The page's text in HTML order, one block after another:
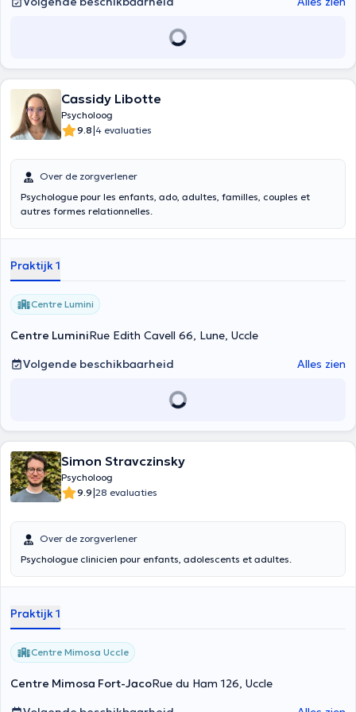
Cassidy Libotte
Psycholoog
9.8|4 evaluaties
Over de zorgverlener
Psychologue pour les enfants, ado, adultes, familles, couples et
autres formes relationnelles.
Praktijk 1
Centre Lumini
Centre LuminiRue Edith Cavell 66, Lune, Uccle
Volgende beschikbaarheid
Alles zien
Simon Stravczinsky
Psycholoog
9.9|28 evaluaties
Over de zorgverlener
Psychologue clinicien pour enfants, adolescents et adultes.
Praktijk 1
Centre Mimosa Uccle
Centre Mimosa Fort-JacoRue du Ham 126, Uccle